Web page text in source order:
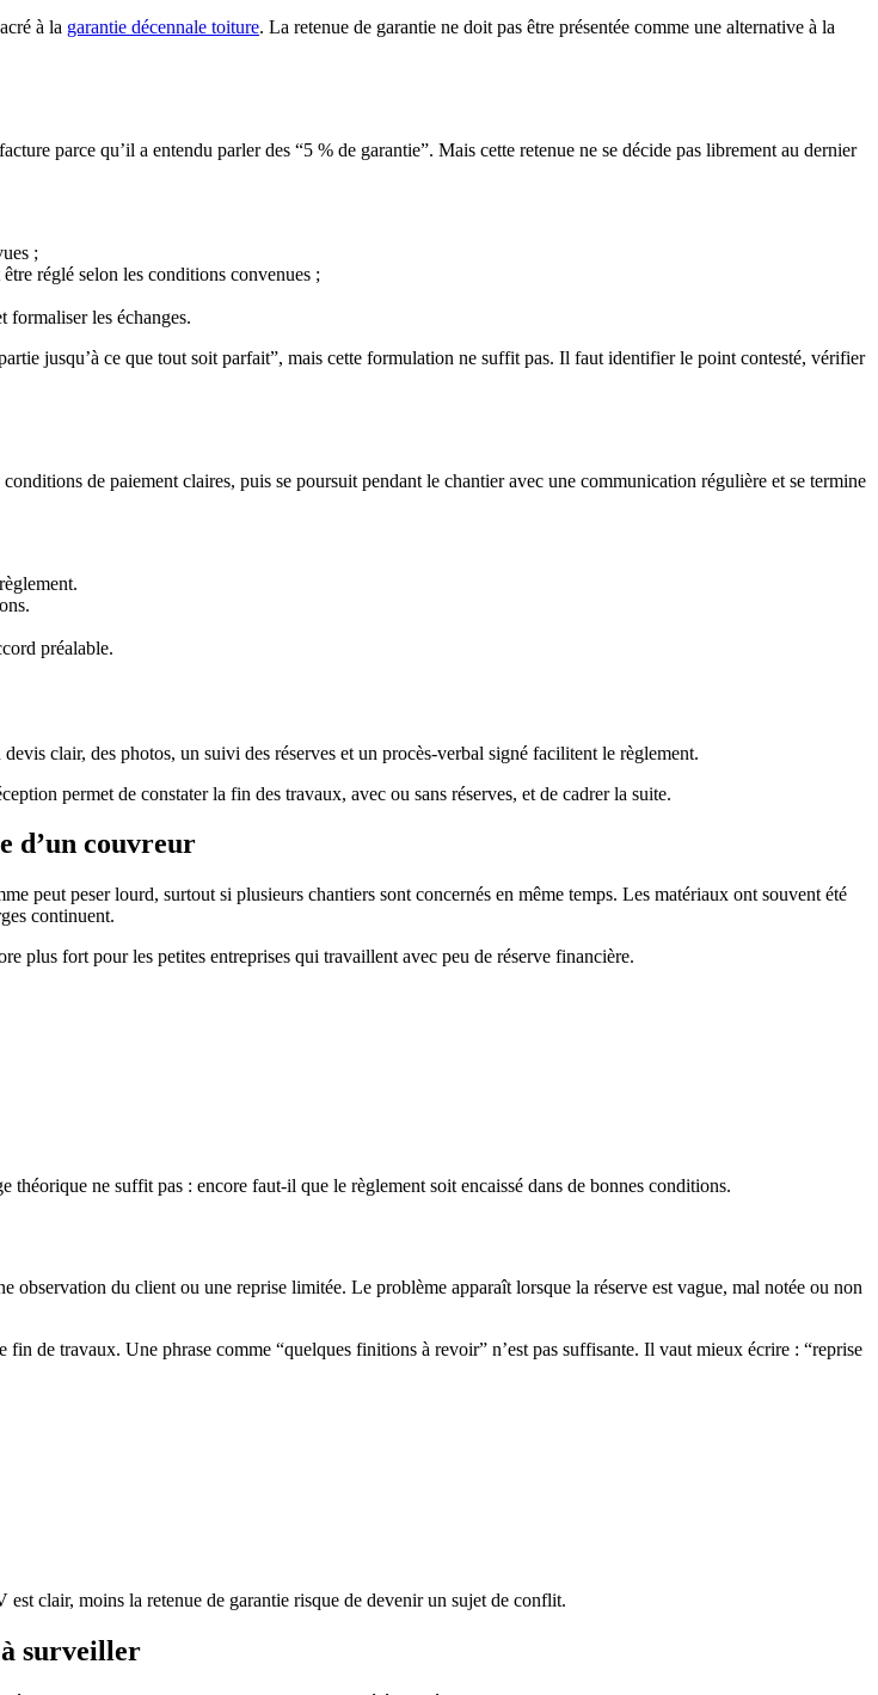
à la garantie décennale toiture. La retenue de garantie ne doit pas être présentée comme une alternative à la
parce qu’il a entendu parler des “5 % de garantie”. Mais cette retenue ne se décide pas librement au dernier
;
réglé selon les conditions convenues ;
formaliser les échanges.
jusqu’à ce que tout soit parfait”, mais cette formulation ne suffit pas. Il faut identifier le point contesté, vérifier
de paiement claires, puis se poursuit pendant le chantier avec une communication régulière et se termine
préalable.
clair, des photos, un suivi des réserves et un procès-verbal signé facilitent le règlement.
permet de constater la fin des travaux, avec ou sans réserves, et de cadrer la suite.
d’un couvreur
peut peser lourd, surtout si plusieurs chantiers sont concernés en même temps. Les matériaux ont souvent été
continuent.
plus fort pour les petites entreprises qui travaillent avec peu de réserve financière.
théorique ne suffit pas : encore faut-il que le règlement soit encaissé dans de bonnes conditions.
du client ou une reprise limitée. Le problème apparaît lorsque la réserve est vague, mal notée ou non
de travaux. Une phrase comme “quelques finitions à revoir” n’est pas suffisante. Il vaut mieux écrire : “reprise
est clair, moins la retenue de garantie risque de devenir un sujet de conflit.
surveiller